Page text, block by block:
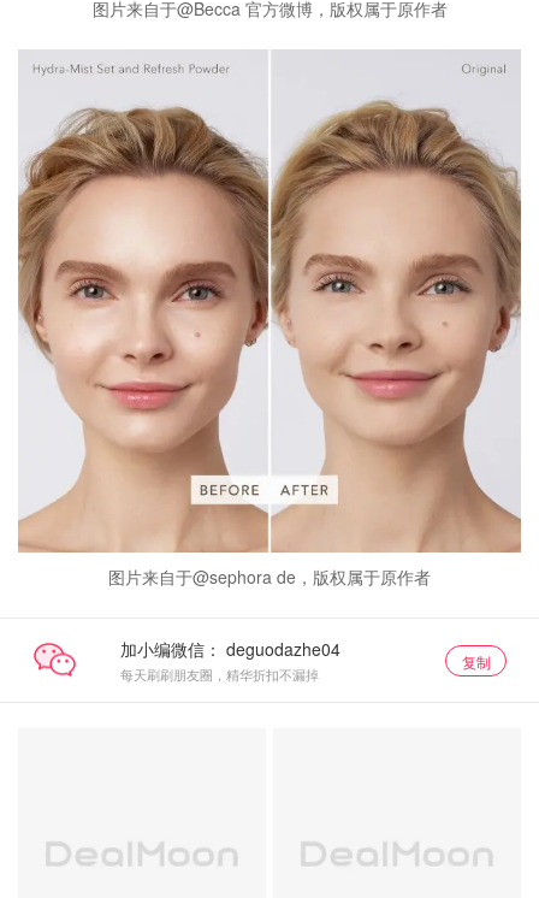
图片来自于@Becca 官方微博，版权属于原作者
图片来自于@sephora de，版权属于原作者
加小编微信：
每天刷刷朋友圈，精华折扣不漏掉
复制